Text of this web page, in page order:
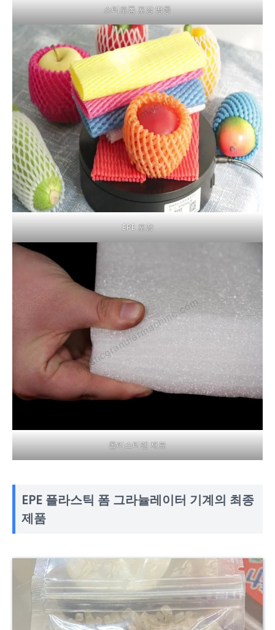
스티로폼 포장 땅콩
EPE 포장
폴리스티렌 재료
EPE 플라스틱 폼 그라뉼레이터 기계의 최종
제품